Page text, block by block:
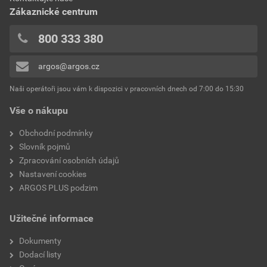
Jmenovitý průřez vodiče
Schválení těžebního
odvětví
S připojovacím
příslušenstvím
Jmenovité napětí U0/U
(Um)
jednotkách
Přidávat hodnocení může pouze přihlášený uživatel.
Vše o nákupu
Obchodní podmínky
Slovník pojmů
Zpracování osobních údajů
Nastavení cookies
ARGOS PLUS podzim
Užitečné informace
Dokumenty
Dodací listy
Zákaznické centrum
800 333 380
argos@argos.cz
Naši operátoři jsou vám k dispozici v pracovních dnech od 7:00 do 15:30